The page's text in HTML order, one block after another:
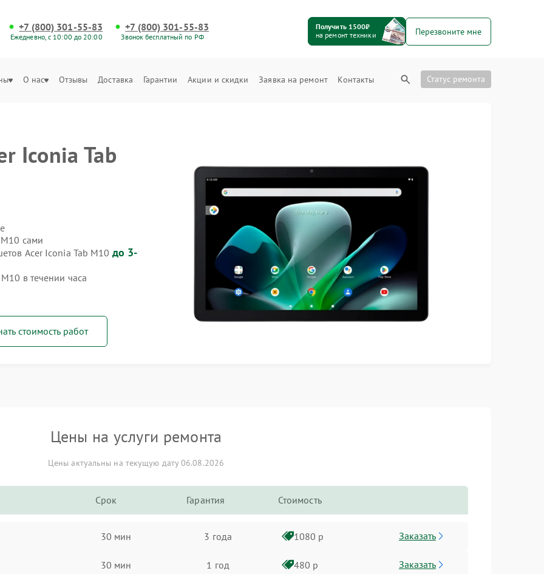
+7 (800) 301-55-83
Ежедневно, с 10:00 до 20:00
+7 (800) 301-55-83
Звонок бесплатный по РФ
Получить 1500₽
на ремонт техники
Перезвоните мне
О нас Отзывы Доставка Гарантии Акции и скидки Заявка на ремонт Контакты Статус ремонта
Iconia Tab
сами
Acer Iconia Tab M10 до 3-
в течении часа
стоимость работ
Цены на услуги ремонта
Цены актуальны на текущую дату 06.08.2026
Срок Гарантия Стоимость
30 мин 3 года 1080 р Заказать
30 мин 1 год 480 р Заказать